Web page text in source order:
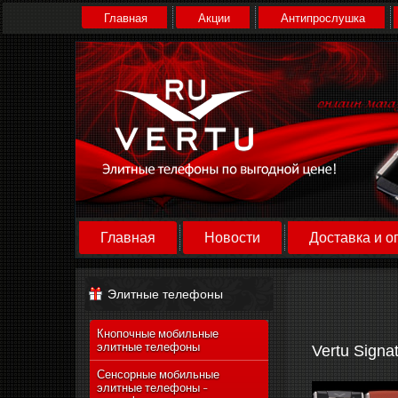
Главная Акции Антипрослушка
Главная Новости Доставка и
Элитные телефоны
Кнопочные мобильные
элитные телефоны
Сенсорные мобильные
элитные телефоны -
Vertu